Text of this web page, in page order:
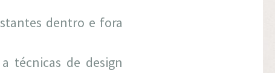
dentro e fora
técnicas de design